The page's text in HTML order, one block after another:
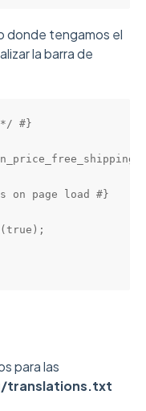
donde tengamos el
la barra de
#}
on page load #}
para las
translations.txt